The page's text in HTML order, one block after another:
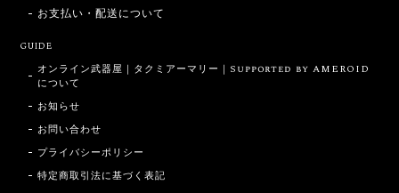
お支払い・配送について
GUIDE
オンライン武器屋｜タクミアーマリー｜Supported by AMEROID
について
お知らせ
お問い合わせ
プライバシーポリシー
特定商取引法に基づく表記